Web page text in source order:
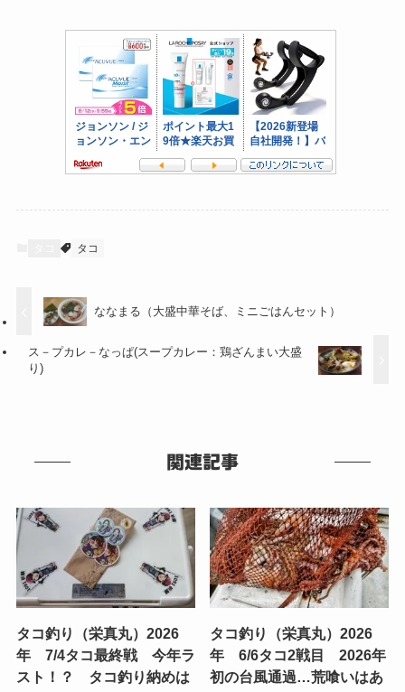
タコ
ななまる（大盛中華そば、ミニごはんセット）
ス－プカレ－なっぱ(スープカレー：鶏ざんまい大盛
り)
関連記事
タコ釣り（栄真丸）2026
年 7/4タコ最終戦 今年ラ
スト！？ タコ釣り納めは
タコ釣り（栄真丸）2026
年 6/6タコ2戦目 2026年
初の台風通過…荒喰いはあ